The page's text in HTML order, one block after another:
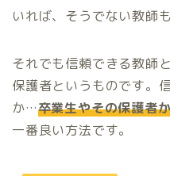
いれば、そうでない教師
それでも信頼できる教師
保護者というものです。
か…卒業生やその保護者
一番良い方法です。